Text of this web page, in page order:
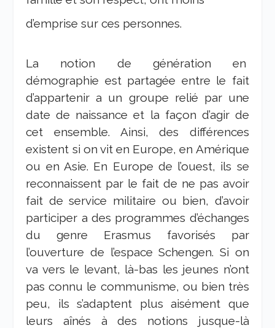
d’emprise sur ces personnes.
La notion de génération en
démographie est partagée entre le fait
d’appartenir a un groupe relié par une
date de naissance et la façon d’agir de
cet ensemble. Ainsi, des différences
existent si on vit en Europe, en Amérique
ou en Asie. En Europe de l’ouest, ils se
reconnaissent par le fait de ne pas avoir
fait de service militaire ou bien, d’avoir
participer a des programmes d’échanges
du genre Erasmus favorisés par
l’ouverture de l’espace Schengen. Si on
va vers le levant, là-bas les jeunes n’ont
pas connu le communisme, ou bien très
peu, ils s’adaptent plus aisément que
leurs aînés à des notions jusque-là